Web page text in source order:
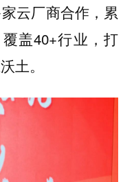
云厂商合作，累
盖40+行业，打
土。